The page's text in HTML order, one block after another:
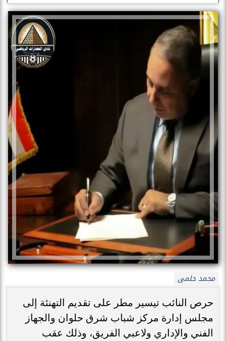
محمد حلمى
حرص النائب تيسير مطر على تقديم التهنئة إلى
مجلس إدارة مركز شباب شرق حلوان والجهاز
الفني والإداري ولاعبي الفريق، وذلك عقب